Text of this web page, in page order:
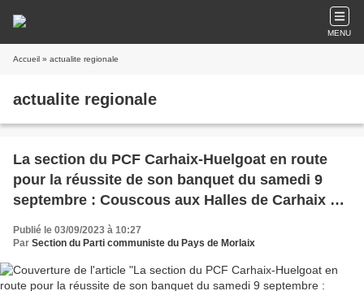
MENU
Accueil » actualite regionale
actualite regionale
La section du PCF Carhaix-Huelgoat en route
pour la réussite de son banquet du samedi 9
septembre : Couscous aux Halles de Carhaix et
concert d'Erik Marchand et de son groupe
Publié le 03/09/2023 à 10:27
Par Section du Parti communiste du Pays de Morlaix